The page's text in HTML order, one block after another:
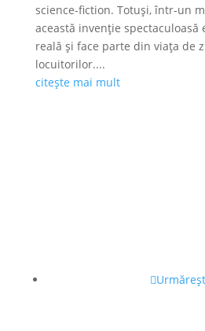
science-fiction. Totuși, într-un
această invenție spectaculoasă
reală și face parte din viața de
locuitorilor....
citește mai mult